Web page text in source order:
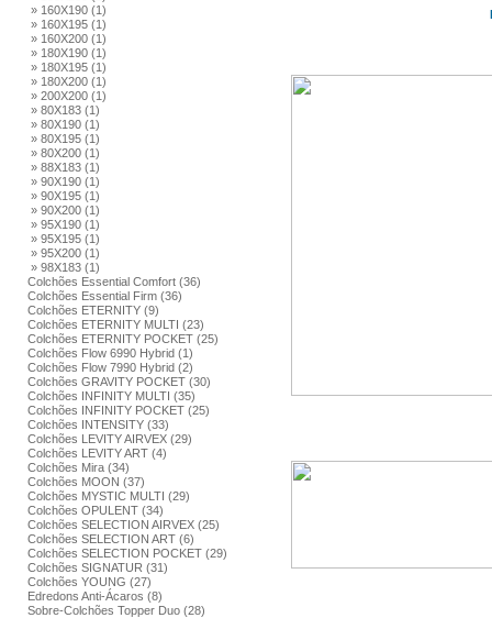
» 160X190 (1)
» 160X195 (1)
» 160X200 (1)
» 180X190 (1)
» 180X195 (1)
» 180X200 (1)
» 200X200 (1)
» 80X183 (1)
» 80X190 (1)
» 80X195 (1)
» 80X200 (1)
» 88X183 (1)
» 90X190 (1)
» 90X195 (1)
» 90X200 (1)
» 95X190 (1)
» 95X195 (1)
» 95X200 (1)
» 98X183 (1)
Colchões Essential Comfort (36)
Colchões Essential Firm (36)
Colchões ETERNITY (9)
Colchões ETERNITY MULTI (23)
Colchões ETERNITY POCKET (25)
Colchões Flow 6990 Hybrid (1)
Colchões Flow 7990 Hybrid (2)
Colchões GRAVITY POCKET (30)
Colchões INFINITY MULTI (35)
Colchões INFINITY POCKET (25)
Colchões INTENSITY (33)
Colchões LEVITY AIRVEX (29)
Colchões LEVITY ART (4)
Colchões Mira (34)
Colchões MOON (37)
Colchões MYSTIC MULTI (29)
Colchões OPULENT (34)
Colchões SELECTION AIRVEX (25)
Colchões SELECTION ART (6)
Colchões SELECTION POCKET (29)
Colchões SIGNATUR (31)
Colchões YOUNG (27)
Edredons Anti-Ácaros (8)
Sobre-Colchões Topper Duo (28)